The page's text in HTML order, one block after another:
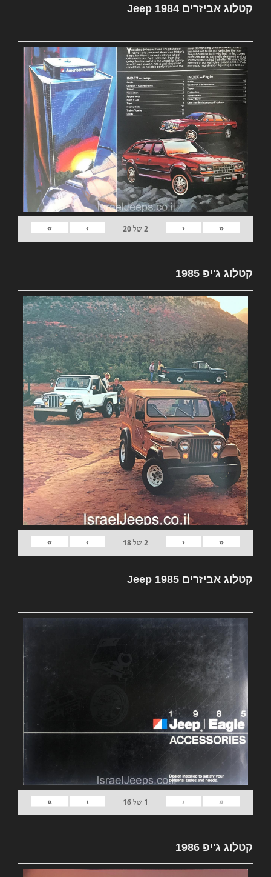
קטלוג אביזרים Jeep 1984
«
‹
2של20
›
»
קטלוג ג'יפ 1985
«
‹
2של18
›
»
קטלוג אביזרים Jeep 1985
«
‹
1 של16
›
»
קטלוג ג'יפ 1986